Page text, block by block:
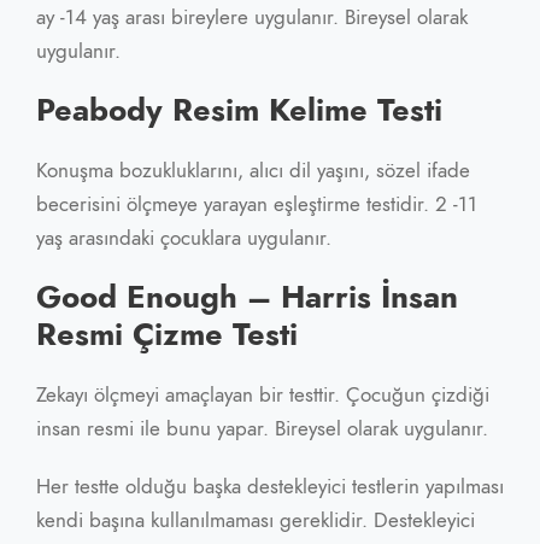
ay -14 yaş arası bireylere uygulanır. Bireysel olarak
uygulanır.
Peabody Resim Kelime Testi
Konuşma bozukluklarını, alıcı dil yaşını, sözel ifade
becerisini ölçmeye yarayan eşleştirme testidir. 2 -11
yaş arasındaki çocuklara uygulanır.
Good Enough – Harris İnsan
Resmi Çizme Testi
Zekayı ölçmeyi amaçlayan bir testtir. Çocuğun çizdiği
insan resmi ile bunu yapar. Bireysel olarak uygulanır.
Her testte olduğu başka destekleyici testlerin yapılması
kendi başına kullanılmaması gereklidir. Destekleyici